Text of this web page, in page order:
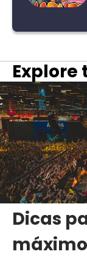
Dicas
máximo